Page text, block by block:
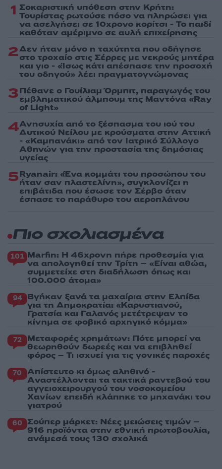
1 Σοκαριστική υπόθεση στην Κρήτη:
Τουρίστας ρωτούσε πόσο να πληρώσει για
να ασελγήσει σε 10χρονο κορίτσι - Το παιδί
καθόταν αμέριμνο σε αυλή επιχείρησης
2Δεν ήταν μόνο η ταχύτητα που οδήγησε
στο τροχαίο στις Σέρρες με νεκρούς μητέρα
και γιο - «Ίσως κάτι απέσπασε την προσοχή
του οδηγού» λέει πραγματογνώμονας
3Πέθανε ο Γουίλιαμ Όρμπιτ, παραγωγός του
εμβληματικού άλμπουμ της Μαντόνα «Ray
of Light»
4Ανησυχία από το ξέσπασμα του ιού του
Δυτικού Νείλου με κρούσματα στην Αττική
- «Καμπανάκι» από τον Ιατρικό Σύλλογο
Αθηνών για την προστασία της δημόσιας
υγείας
5Ryanair: «Ένα κομμάτι του προσώπου του
ήταν σαν πλαστελίνη», συγκλονίζει η
επιβάτιδα που έσωσε τον Σέρβο όταν
έσπασε το παράθυρο του αεροπλάνου
Πιο σχολιασμένα
101 Marfin: Η 46χρονη πήρε προθεσμία για
να απολογηθεί την Τρίτη – «Είναι αθώα,
συμμετείχε στη διαδήλωση όπως και
100.000 άτομα»
94 Βγήκαν ξανά τα μαχαίρια στην Ελπίδα
για τη Δημοκρατία: «Καρυστιανού,
Γρατσία και Γαλανός μετέτρεψαν το
κίνημα σε φοβικό αρχηγικό κόμμα»
72 Μεταφορές χρημάτων: Πότε μπορεί να
θεωρηθούν δωρεές και να επιβληθεί
φόρος – Τι ισχυεί για τις γονικές παροχές
70 Απίστευτο κι όμως αληθινό -
Aναστέλλονται τα τακτικά ραντεβού του
αγγειοχειρουργού του νοσοκομείου
Χανίων επειδή κλάπηκε το μηχανάκι του
γιατρού
60 Σούπερ μάρκετ: Νέες μειώσεις τιμών –
916 προϊόντα στην εθνική πρωτοβουλία,
ανάμεσά τους 130 σχολικά